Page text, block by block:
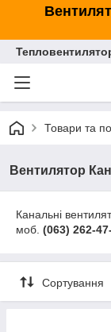
Товари та
Вентилятор
Канальні
моб. (063) 262-
Сортування